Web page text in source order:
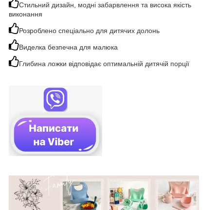
Стильний дизайн, модні забарвлення та висока якість
виконання
Розроблено спеціально для дитячих долонь
Виделка безпечна для малюка
Глибина ложки відповідає оптимальній дитячій порції